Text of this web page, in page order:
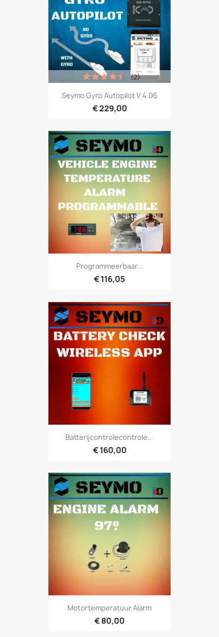
Seymo Gyro Autopilot V 4.06
€ 229,00
(2)
Programmeerbaar...
€ 116,05
Batterijcontrolecontrole...
€ 160,00
Motortemperatuur Alarm
€ 80,00